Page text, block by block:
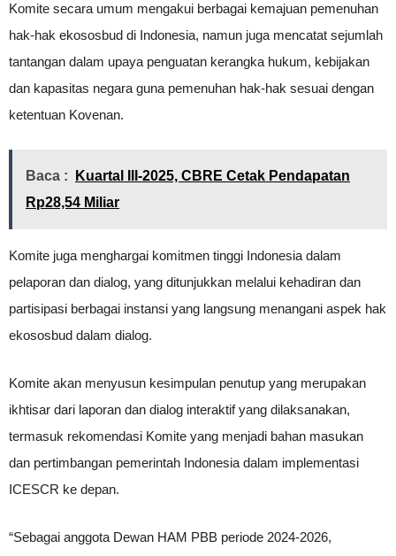
Komite secara umum mengakui berbagai kemajuan pemenuhan
hak-hak ekososbud di Indonesia, namun juga mencatat sejumlah
tantangan dalam upaya penguatan kerangka hukum, kebijakan
dan kapasitas negara guna pemenuhan hak-hak sesuai dengan
ketentuan Kovenan.
Baca :
Kuartal III-2025, CBRE Cetak Pendapatan
Rp28,54 Miliar
Komite juga menghargai komitmen tinggi Indonesia dalam
pelaporan dan dialog, yang ditunjukkan melalui kehadiran dan
partisipasi berbagai instansi yang langsung menangani aspek hak
ekososbud dalam dialog.
Komite akan menyusun kesimpulan penutup yang merupakan
ikhtisar dari laporan dan dialog interaktif yang dilaksanakan,
termasuk rekomendasi Komite yang menjadi bahan masukan
dan pertimbangan pemerintah Indonesia dalam implementasi
ICESCR ke depan.
“Sebagai anggota Dewan HAM PBB periode 2024-2026,